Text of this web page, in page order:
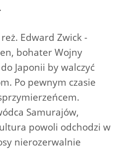
Edward Zwick -
bohater Wojny
Japonii by walczyć
Po pewnym czasie
Samurajów,
powoli odchodzi w
nierozerwalnie